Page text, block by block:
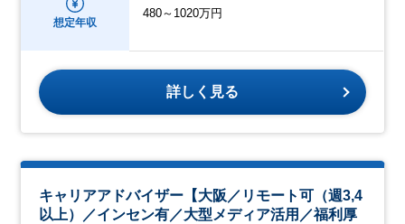
想定年収
480～1020万円
詳しく見る
キャリアアドバイザー【大阪／リモート可（週3,4
以上）／インセン有／大型メディア活用／福利厚